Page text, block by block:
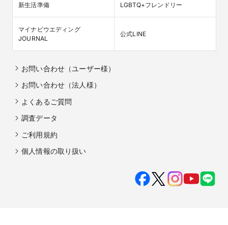
新生活準備 LGBTQ+フレンドリー
マイナビウエディング
JOURNAL
公式LINE
お問い合わせ（ユーザー様）
お問い合わせ（法人様）
よくあるご質問
調査データ
ご利用規約
個人情報の取り扱い